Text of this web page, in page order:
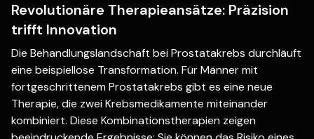
Revolutionäre Therapieansätze: Präzision
trifft Innovation
Die Behandlungslandschaft bei Prostatakrebs durchläuft
eine beispiellose Transformation. Für Männer mit
fortgeschrittenem Prostatakrebs gibt es eine neue
Therapie, die zwei Krebsmedikamente miteinander
kombiniert. Diese Kombinationstherapien zeigen